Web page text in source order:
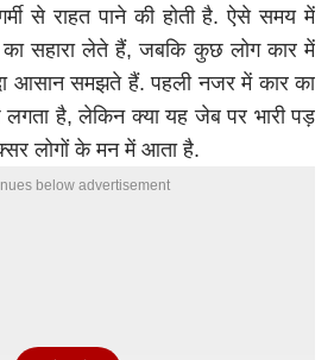
से राहत पाने की होती है. ऐसे समय में
सहारा लेते हैं, जबकि कुछ लोग कार में
आसान समझते हैं. पहली नजर में कार का
है, लेकिन क्या यह जेब पर भारी पड़
लोगों के मन में आता है.
below advertisement